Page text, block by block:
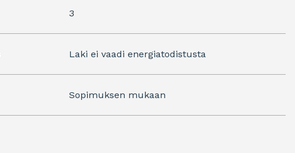
3
Laki ei vaadi energiatodistusta
Sopimuksen mukaan